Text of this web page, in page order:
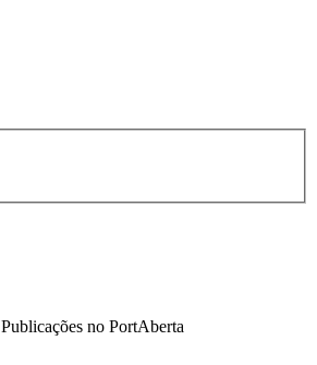
Publicações no PortAberta